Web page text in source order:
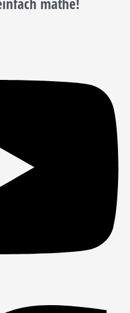
mathe!